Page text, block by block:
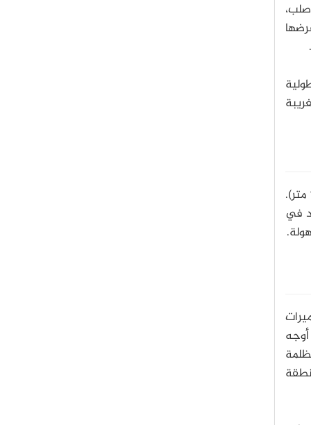
الغريبة
) - وهو ثاني أكبر بحار تايتان - حيث وصل عمقه إلى ما يقارب 560 قدم (170 متر).
في